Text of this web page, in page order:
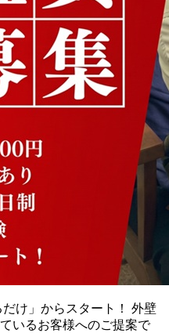
だけ」からスタート！ 外壁
いるお客様へのご提案で